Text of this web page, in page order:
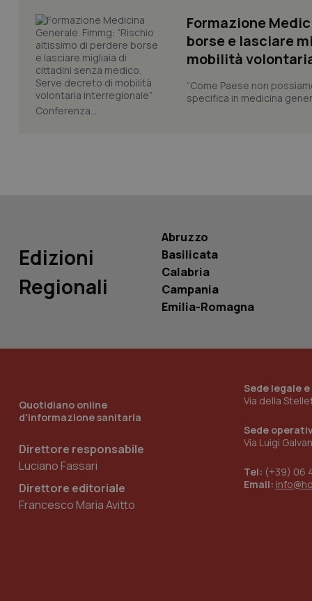
Formazione
borse e lasciare
mobilità
“Come Paese non
specifica in medicina
Conferenza...
Edizioni
Regionali
Abruzzo
Basilicata
Calabria
Campania
Emilia-Romagna
Quotidiano online
d'informazione sanitaria
Direttore responsabile
Luciano Fassari
Direttore editoriale
Francesco Maria Avitto
Sede legale
Via della
Sede
Via Luigi
Tel: (+39) 06
Email:
_ga_KM60CM4NPH
Nome
named-enable